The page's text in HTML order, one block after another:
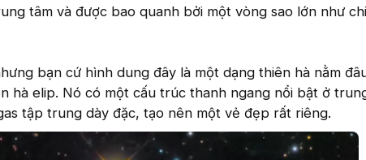
tâm và được bao quanh bởi một vòng sao lớn như
bạn cứ hình dung đây là một dạng thiên hà nằm
hà elip. Nó có một cấu trúc thanh ngang nổi bật ở
tập trung dày đặc, tạo nên một vẻ đẹp rất riêng.